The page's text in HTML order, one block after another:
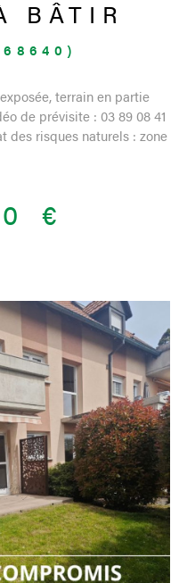
BÂTIR
terrain en partie
de prévisite : 03 89 08 41
des risques naturels : zone
€